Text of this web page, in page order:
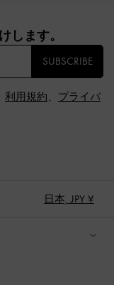
します。​
SUBSCRIBE
利用規約、 プライバ
日本, JPY ¥